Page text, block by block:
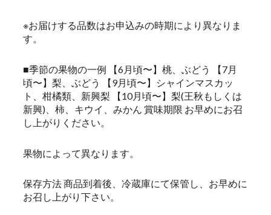
※お届けする品数はお申込みの時期により異なりま
す。
■季節の果物の一例 【6月頃〜】桃、ぶどう 【7月
頃〜】梨、ぶどう 【9月頃〜】シャインマスカッ
ト、柑橘類、新興梨 【10月頃〜】梨(王秋もしくは
新興)、柿、キウイ、みかん 賞味期限 お早めにお召
し上がりください。
果物によって異なります。
保存方法 商品到着後、冷蔵庫にて保管し、お早めに
お召し上がり下さい。